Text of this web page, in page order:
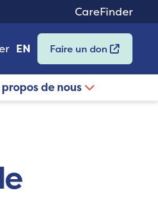
CareFinder
EN Faire un don
de nous